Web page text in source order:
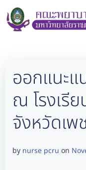
ออกแนะแ
ณ โรงเรี
จังหวัดเ
by nurse pcru on